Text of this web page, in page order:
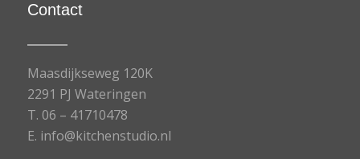
Contact
Maasdijkseweg 120K
2291 PJ Wateringen
T. 06 – 41710478
E. info@kitchenstudio.nl